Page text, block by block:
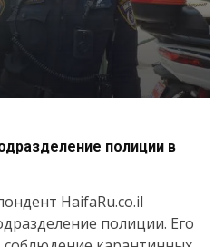
полиции в
HaifaRu.co.il
полиции. Его